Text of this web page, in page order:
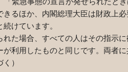
きるほか、内閣総理大臣は財政上
けています。
た場合、すべての人はその指示
が利用したものと同じです。両者
）